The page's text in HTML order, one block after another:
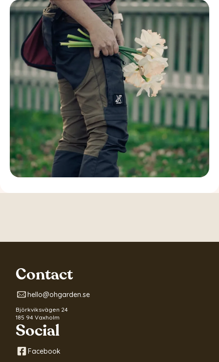
Contact
hello@ohgarden.se
Björkviksvägen 24
185 94 Vaxholm
Social
Facebook